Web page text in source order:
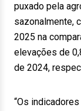
puxado pela
sazonalmente,
2025 na
elevações de
de 2024,
“Os